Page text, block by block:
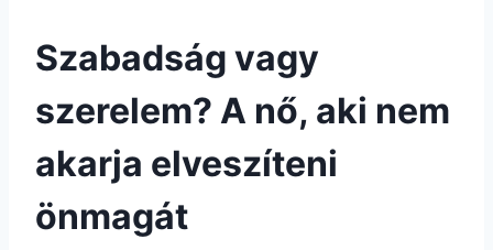
Szabadság vagy
szerelem? A nő, aki nem
akarja elveszíteni
önmagát